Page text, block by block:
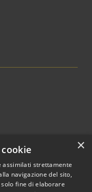
×
assimilati strettamente
navigazione del sito,
fine di elaborare